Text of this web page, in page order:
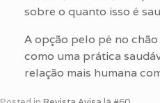
sobre o quanto isso é
A opção pelo pé no
como uma prática
relação mais humana